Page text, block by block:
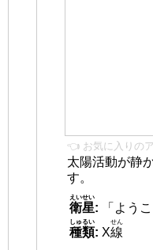
👈 お気に入りの
太陽活動が静
す。
衛星
えいせい
:
「ようこ
種類
しゅるい
: X線
せん